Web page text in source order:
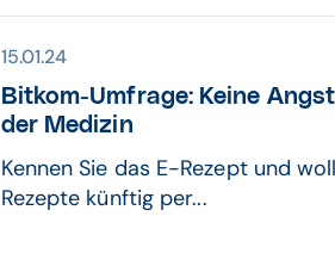
15.01.24
Bitkom-Umfrage: Keine
der Medizin
Kennen Sie das E-Rezept und
Rezepte künftig per...